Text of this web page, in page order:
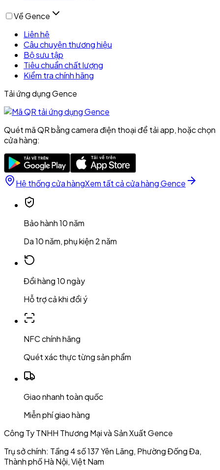
Về Gence
Liên hệ
Câu chuyện thương hiệu
Bộ sưu tập
Tiêu chuẩn chất lượng
Kiểm tra chính hãng
Tải ứng dụng Gence
Quét mã QR bằng camera điện thoại để tải app, hoặc chọn
cửa hàng:
Hệ thống cửa hàngXem tất cả cửa hàng Gence
Bảo hành 10 năm
Da 10 năm, phụ kiện 2 năm
Đổi hàng 10 ngày
Hỗ trợ cả khi đổi ý
NFC chính hãng
Quét xác thực từng sản phẩm
Giao nhanh toàn quốc
Miễn phí giao hàng
Công Ty TNHH Thương Mại và Sản Xuất Gence
Trụ sở chính: Tầng 4 số 137 Yên Lãng, Phường Đống Đa,
Thành phố Hà Nội, Việt Nam